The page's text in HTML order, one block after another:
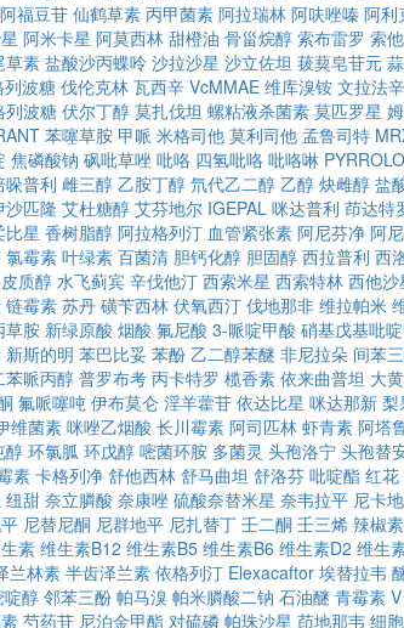
阿福豆苷 仙鹤草素 丙甲菌素 阿拉瑞林 阿呋唑嗪 阿利
阿米卡星 阿莫西林 甜橙油 骨甾烷醇 索布雷罗 索
草素 盐酸沙丙蝶呤 沙拉沙星 沙立佐坦 菝葜皂苷元
波糖 伐伦克林 瓦西辛 VcMMAE 维库溴铵 文拉法辛
列波糖 伏尔丁醇 莫扎伐坦 螺粘液杀菌素 莫匹罗星
苯噻草胺 甲哌 米格司他 莫利司他 孟鲁司特
焦磷酸钠 砜吡草唑 吡咯 四氢吡咯 吡咯啉
哚普利 雌三醇 乙胺丁醇 氘代乙二醇 乙醇 炔雌醇 盐
沙匹隆 艾杜糖醇 艾芬地尔 IGEPAL 咪达普利 茚达特
比星 香树脂醇 阿拉格列汀 血管紧张素 阿尼芬净 阿
氯霉素 叶绿素 百菌清 胆钙化醇 胆固醇 西拉普利 西
皮质醇 水飞蓟宾 辛伐他汀 西索米星 西索特林 西他沙
链霉素 苏丹 磺苄西林 伏氧西汀 伐地那非 维拉帕米
草胺 新绿原酸 烟酸 氟尼酸 3-哌啶甲酸 硝基戊基吡
新斯的明 苯巴比妥 苯酚 乙二醇苯醚 非尼拉朵 间苯
苯哌丙醇 普罗布考 丙卡特罗 榄香素 依来曲普坦 大
氟哌噻吨 伊布莫仑 淫羊藿苷 依达比星 咪达那新 梨
维菌素 咪唑乙烟酸 长川霉素 阿司匹林 虾青素 阿塔
醇 环氯胍 环戊醇 嘧菌环胺 多菌灵 头孢洛宁 头孢替
素 卡格列净 舒他西林 舒马曲坦 舒洛芬 吡啶酯 红花
纽甜 奈立膦酸 奈康唑 硫酸奈替米星 奈韦拉平 尼卡
尼替尼酮 尼群地平 尼扎替丁 壬二酮 壬三烯 辣椒素
素 维生素B12 维生素B5 维生素B6 维生素D2 维生
兰林素 半齿泽兰素 依格列汀 Elexacaftor 埃替拉韦
啶醇 邻苯三酚 帕马溴 帕米膦酸二钠 石油醚 青霉素
芍药苷 尼泊金甲酯 对硫磷 帕珠沙星 茚地那韦 细